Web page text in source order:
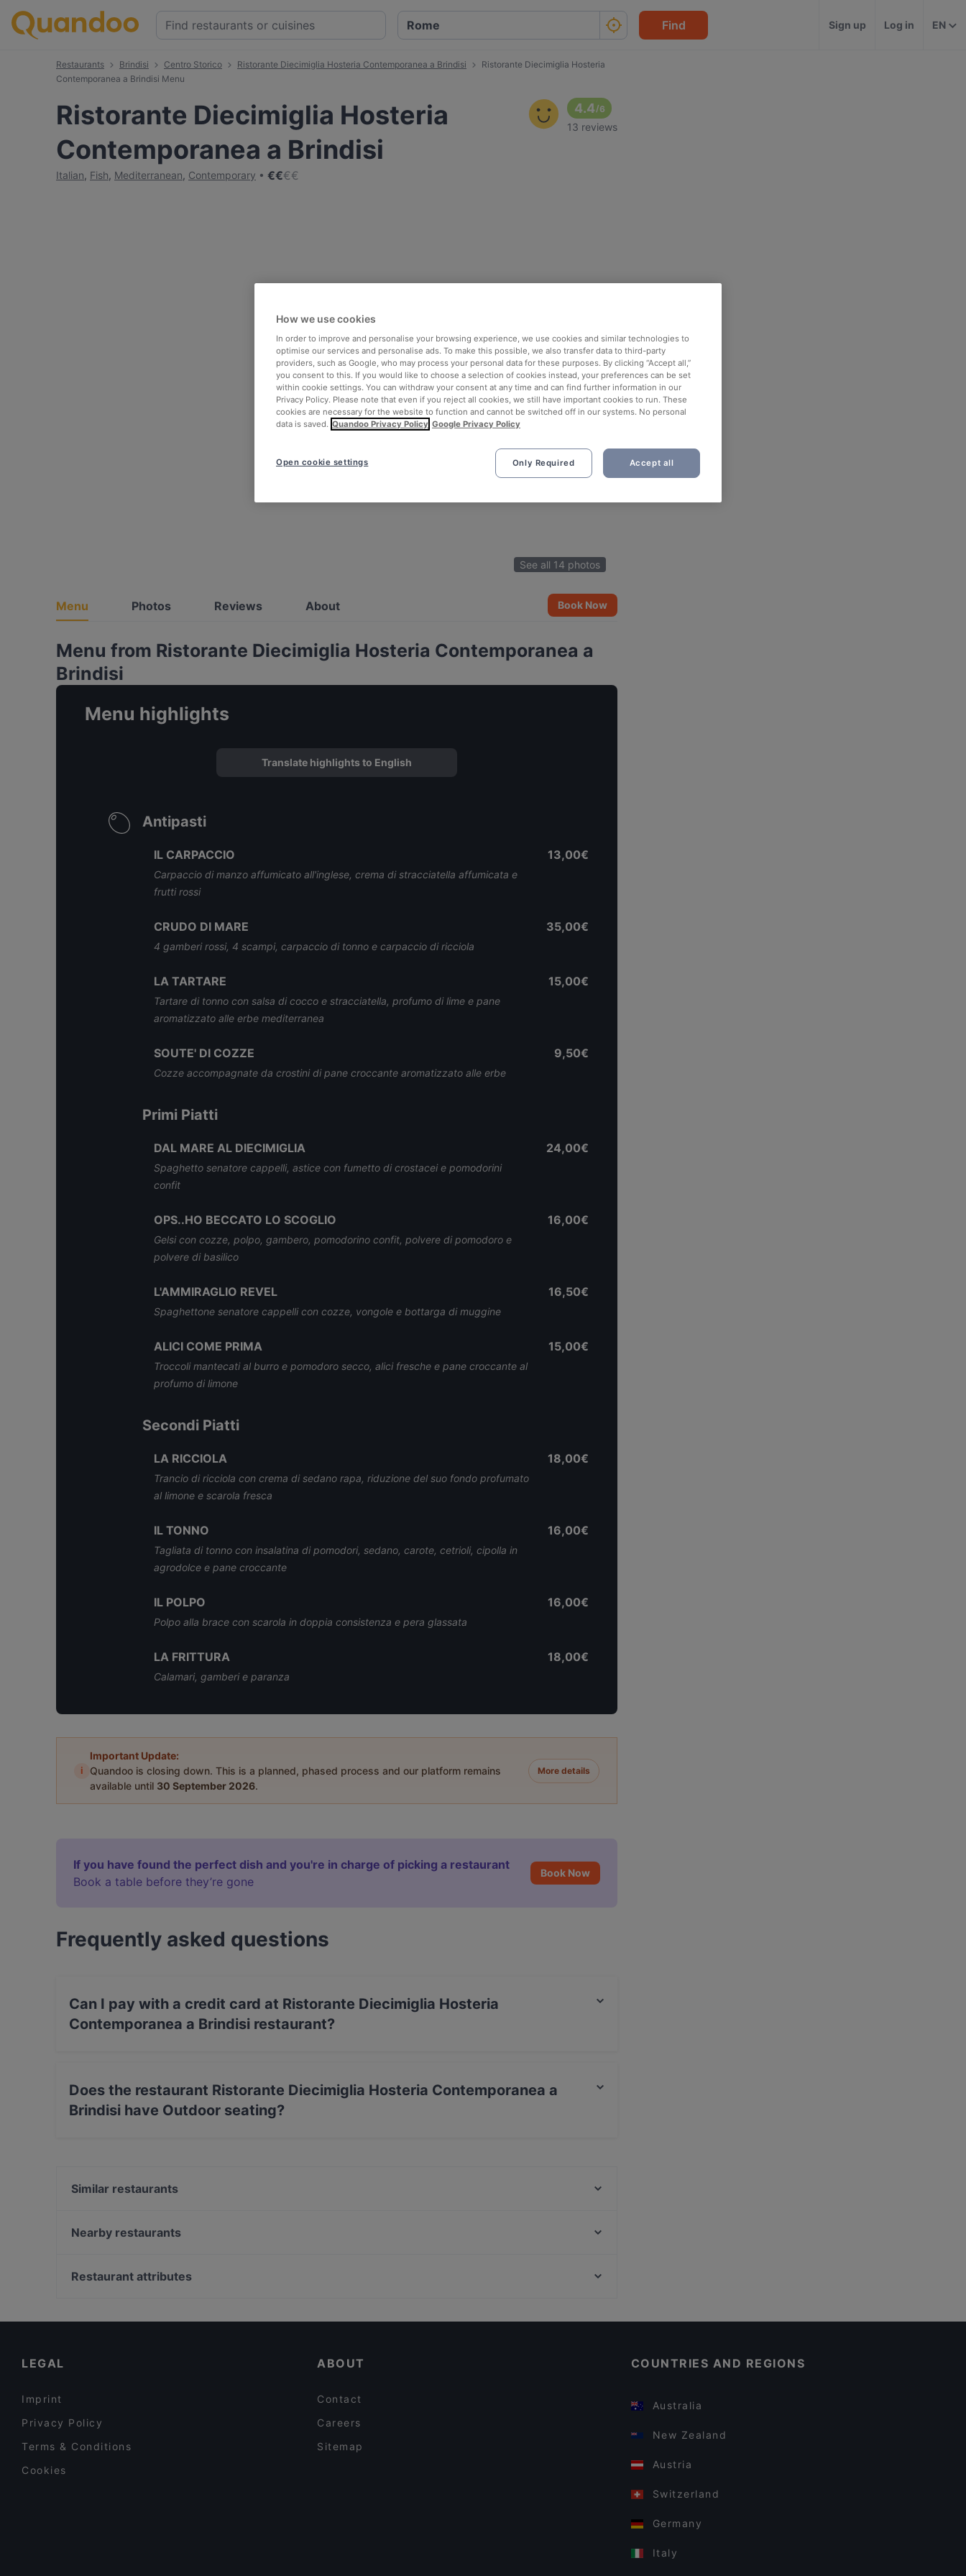
Find Sign up Log in EN
Restaurants Brindisi Centro Storico Ristorante Diecimiglia Hosteria Contemporanea a Brindisi
Ristorante Diecimiglia Hosteria
Contemporanea a Brindisi Menu
Ristorante Diecimiglia Hosteria
Contemporanea a Brindisi
Italian, Fish, Mediterranean, Contemporary €€€€
4.4/6
13 reviews
See all 14 photos
Menu Photos Reviews About Book Now
Menu from Ristorante Diecimiglia Hosteria Contemporanea a
Brindisi
Menu highlights
Translate highlights to English
Antipasti
IL CARPACCIO
Carpaccio di manzo affumicato all'inglese, crema di stracciatella affumicata e
frutti rossi
13,00€
CRUDO DI MARE
4 gamberi rossi, 4 scampi, carpaccio di tonno e carpaccio di ricciola
35,00€
LA TARTARE
Tartare di tonno con salsa di cocco e stracciatella, profumo di lime e pane
aromatizzato alle erbe mediterranea
15,00€
SOUTE' DI COZZE
Cozze accompagnate da crostini di pane croccante aromatizzato alle erbe
9,50€
Primi Piatti
DAL MARE AL DIECIMIGLIA
Spaghetto senatore cappelli, astice con fumetto di crostacei e pomodorini
confit
24,00€
OPS..HO BECCATO LO SCOGLIO
Gelsi con cozze, polpo, gambero, pomodorino confit, polvere di pomodoro e
polvere di basilico
16,00€
L'AMMIRAGLIO REVEL
Spaghettone senatore cappelli con cozze, vongole e bottarga di muggine
16,50€
ALICI COME PRIMA
Troccoli mantecati al burro e pomodoro secco, alici fresche e pane croccante al
profumo di limone
15,00€
Secondi Piatti
LA RICCIOLA
Trancio di ricciola con crema di sedano rapa, riduzione del suo fondo profumato
al limone e scarola fresca
18,00€
IL TONNO
Tagliata di tonno con insalatina di pomodori, sedano, carote, cetrioli, cipolla in
agrodolce e pane croccante
16,00€
IL POLPO
Polpo alla brace con scarola in doppia consistenza e pera glassata
16,00€
LA FRITTURA
Calamari, gamberi e paranza
18,00€
i
Important Update:
Quandoo is closing down. This is a planned, phased process and our platform remains
available until 30 September 2026.
More details
If you have found the perfect dish and you're in charge of picking a restaurant
Book a table before they’re gone
Book Now
Frequently asked questions
Can I pay with a credit card at Ristorante Diecimiglia Hosteria
Contemporanea a Brindisi restaurant?
Does the restaurant Ristorante Diecimiglia Hosteria Contemporanea a
Brindisi have Outdoor seating?
Similar restaurants
Schiuma - Birreria di mare
Nearby restaurants
Grano&Uva - santa Chiara-bakery, coffee,lab
Restaurant attributes
LEGAL
Imprint
Privacy Policy
Terms & Conditions
Cookies
ABOUT
Contact
Careers
Sitemap
COUNTRIES AND REGIONS
Australia
New Zealand
Austria
Switzerland
Germany
Italy
How we use cookies
In order to improve and personalise your browsing experience, we use cookies and similar technologies to
optimise our services and personalise ads. To make this possible, we also transfer data to third-party
providers, such as Google, who may process your personal data for these purposes. By clicking “Accept all,”
you consent to this. If you would like to choose a selection of cookies instead, your preferences can be set
within cookie settings. You can withdraw your consent at any time and can find further information in our
Privacy Policy. Please note that even if you reject all cookies, we still have important cookies to run. These
cookies are necessary for the website to function and cannot be switched off in our systems. No personal
data is saved. Quandoo Privacy Policy Google Privacy Policy
Only Required Accept all
Open cookie settings